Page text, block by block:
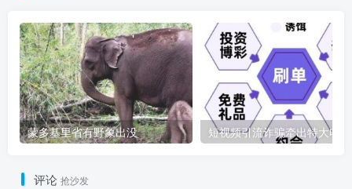
蒙多基里省有野象出没
评论 抢沙发